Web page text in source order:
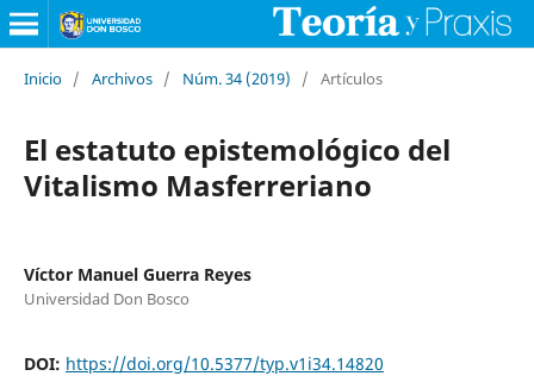
Inicio / Archivos / Núm. 34 (2019) / Artículos
El estatuto epistemológico del
Vitalismo Masferreriano
Víctor Manuel Guerra Reyes
Universidad Don Bosco
DOI: https://doi.org/10.5377/typ.v1i34.14820